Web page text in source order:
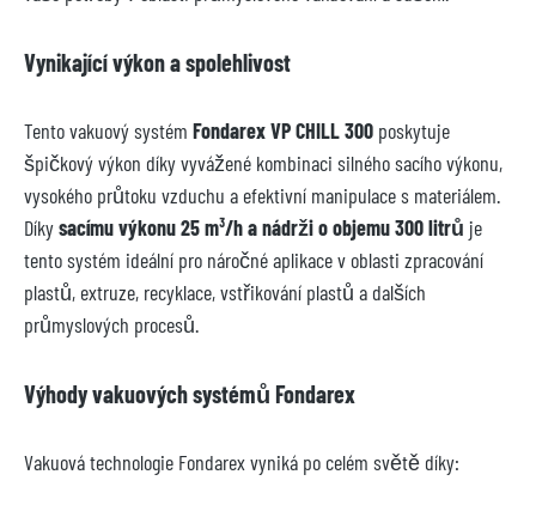
Vynikající výkon a spolehlivost
Tento vakuový systém Fondarex VP CHILL 300 poskytuje
špičkový výkon díky vyvážené kombinaci silného sacího výkonu,
vysokého průtoku vzduchu a efektivní manipulace s materiálem.
Díkysacímu výkonu 25 m³/h a nádrži o objemu 300 litrů je
tento systém ideální pro náročné aplikace v oblasti zpracování
plastů, extruze, recyklace, vstřikování plastů a dalších
průmyslových procesů.
Výhody vakuových systémů Fondarex
Vakuová technologie Fondarex vyniká po celém světě díky: